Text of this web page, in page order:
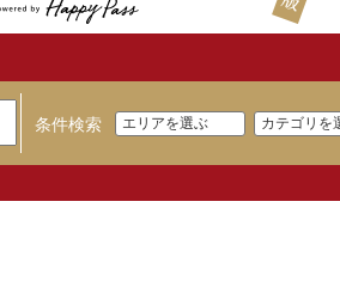
条件検索